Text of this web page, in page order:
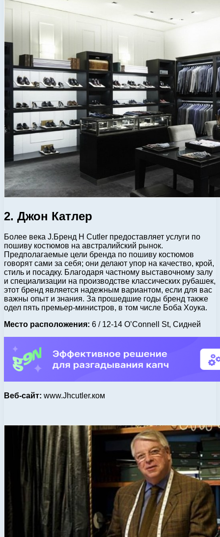
2. Джон Катлер
Более века J.Бренд H Cutler предоставляет услуги по
пошиву костюмов на австралийский рынок.
Предполагаемые цели бренда по пошиву костюмов
говорят сами за себя; они делают упор на качество, крой,
стиль и посадку. Благодаря частному выставочному залу
и специализации на производстве классических рубашек,
этот бренд является надежным вариантом, если для вас
важны опыт и знания. За прошедшие годы бренд также
одел пять премьер-министров, в том числе Боба Хоука.
Место расположения: 6 / 12-14 O’Connell St, Сидней
Веб-сайт: www.Jhcutler.ком